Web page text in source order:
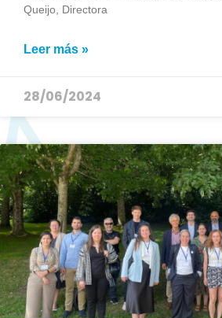
Queijo, Directora
Leer más »
28/06/2024